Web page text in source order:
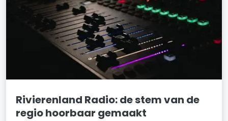
Rivierenland Radio: de stem van de
regio hoorbaar gemaakt